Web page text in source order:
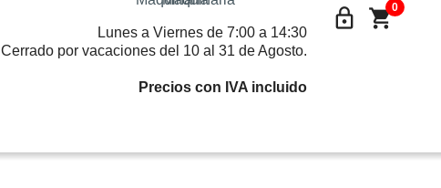
Lunes a Viernes de 7:00 a 14:30
Cerrado por vacaciones del 10 al 31 de Agosto.
Precios con IVA incluido
lock_outline shopping_cart0